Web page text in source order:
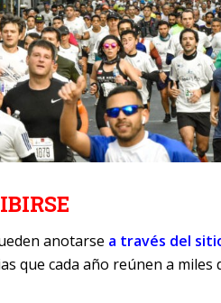
anotarse a través del
que cada año reúnen a